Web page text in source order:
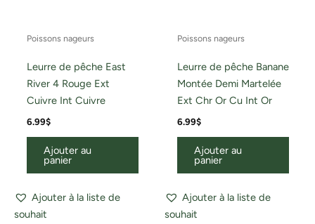
Poissons nageurs
Leurre de pêche East
River 4 Rouge Ext
Cuivre Int Cuivre
6.99$
Ajouter au
panier
Ajouter à la liste de
souhait
Poissons nageurs
Leurre de pêche Banane
Montée Demi Martelée
Ext Chr Or Cu Int Or
6.99$
Ajouter au
panier
Ajouter à la liste de
souhait